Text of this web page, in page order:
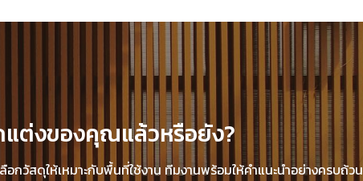
ต่งของคุณแล้วหรือยัง?
กวัสดุให้เหมาะกับพื้นที่ใช้งาน ทีมงานพร้อมให้คำแนะนำอย่างครบถ้วน